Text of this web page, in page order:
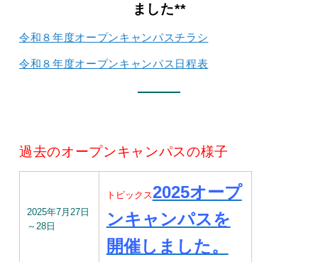
ました**
令和８年度オープンキャンパスチラシ
令和８年度オープンキャンパス日程表
過去のオープンキャンパスの様子
2025年7月27日
～28日
トピックス2025オープ
ンキャンパスを
開催しました。